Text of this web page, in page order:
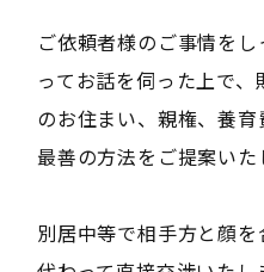
ご依頼者様のご事情を
ってお話を伺った上で
のお住まい、親権、養育
最善の方法をご提案いた
別居中等で相手方と顔を